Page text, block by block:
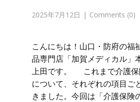
2025年7月12日 Comments (0)
こんにちは！山口・防府の福
品専門店「加賀メディカル」
上田です。 これまで介護保
について、それぞれの項目ご
きました。今回は「介護保険